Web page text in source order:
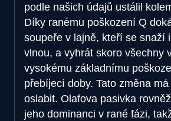
podle našich údajů ustálil
Díky ranému poškození Q
soupeře v lajně, kteří se snaží
vlnou, a vyhrát skoro všechny
vysokému základnímu
přebíjecí doby. Tato změna
oslabit. Olafova pasivka
jeho dominanci v rané fázi,